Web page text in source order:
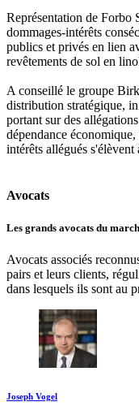
Représentation de Forbo
dommages-intérêts
publics et privés en lien
revêtements de sol en
A conseillé le groupe
distribution stratégique,
portant sur des
dépendance
intérêts allégués
Avocats
Les grands avocats du
Avocats associés
pairs et leurs clients,
dans lesquels ils sont au
Joseph Vogel